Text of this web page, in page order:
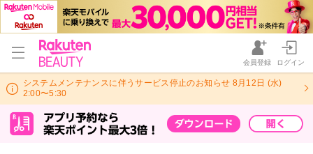
会員登録 ログイン
システムメンテナンスに伴うサービス停止のお知らせ 8月12日 (水)
2:00〜5:30